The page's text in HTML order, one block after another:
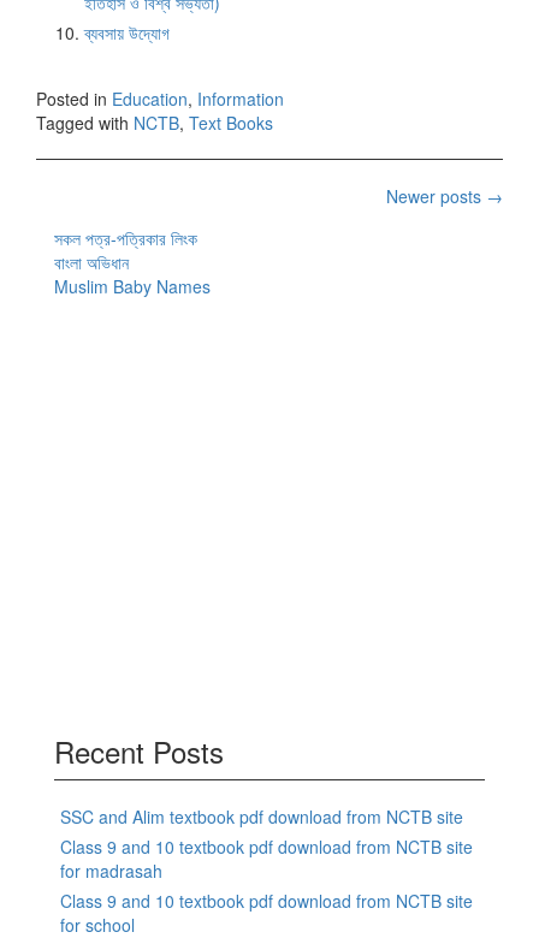
ব্যবসায় উদ্যোগ
Posted in Education, Information
Tagged with NCTB, Text Books
navigation
Newer posts →
সকল পত্র-পত্রিকার লিংক
বাংলা অভিধান
Muslim Baby Names
Recent Posts
SSC and Alim textbook pdf download from NCTB site
Class 9 and 10 textbook pdf download from NCTB site
for madrasah
Class 9 and 10 textbook pdf download from NCTB site
for school